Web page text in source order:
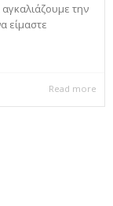
την
είμαστε
Read more